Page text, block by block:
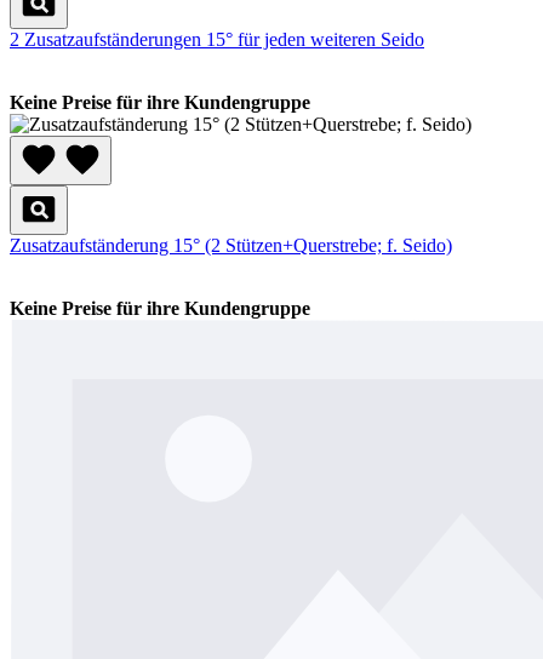
2 Zusatzaufständerungen 15° für jeden weiteren Seido
Keine Preise für ihre Kundengruppe
Zusatzaufständerung 15° (2 Stützen+Querstrebe; f. Seido)
Keine Preise für ihre Kundengruppe